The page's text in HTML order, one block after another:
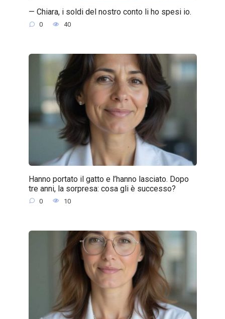
— Chiara, i soldi del nostro conto li ho spesi io.
0 40
Hanno portato il gatto e l’hanno lasciato. Dopo
tre anni, la sorpresa: cosa gli è successo?
0 10